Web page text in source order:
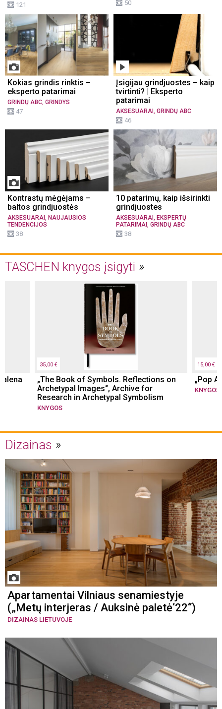
121 50
Kokias grindis rinktis –
eksperto patarimai
GRINDŲ ABC GRINDYS
47
Įsigijau grindjuostes – kaip
tvirtinti? | Eksperto
patarimai
AKSESUARAI GRINDŲ ABC
46
Kontrastų mėgėjams –
baltos grindjuostės
AKSESUARAI , NAUJAUSIOS
TENDENCIJOS
38
10 patarimų, kaip išsirinkti
grindjuostes
AKSESUARAI , EKSPERTŲ
PATARIMAI , GRINDŲ ABC
38
TASCHEN knygos įsigyti
35,00 €
„The Book of Symbols. Reflections on
Archetypal Images“, Archive for
Research in Archetypal Symbolism
KNYGOS
15,00 €
„Pop
KNYGOS
Dizainas
Apartamentai Vilniaus senamiestyje
(„Metų interjeras / Auksinė paletė‘22“)
DIZAINAS LIETUVOJE